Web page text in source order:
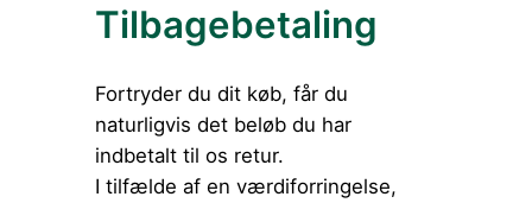
Tilbagebetaling
Fortryder du dit køb, får du
naturligvis det beløb du har
indbetalt til os retur.
I tilfælde af en værdiforringelse,